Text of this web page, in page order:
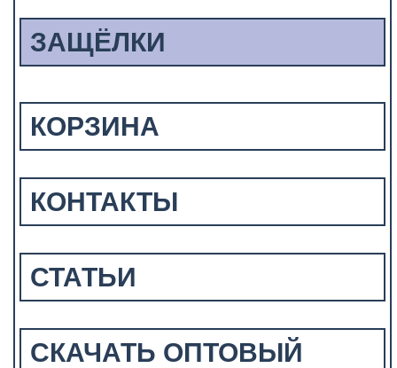
ЗАЩЁЛКИ
КОРЗИНА
КОНТАКТЫ
СТАТЬИ
СКАЧАТЬ ОПТОВЫЙ